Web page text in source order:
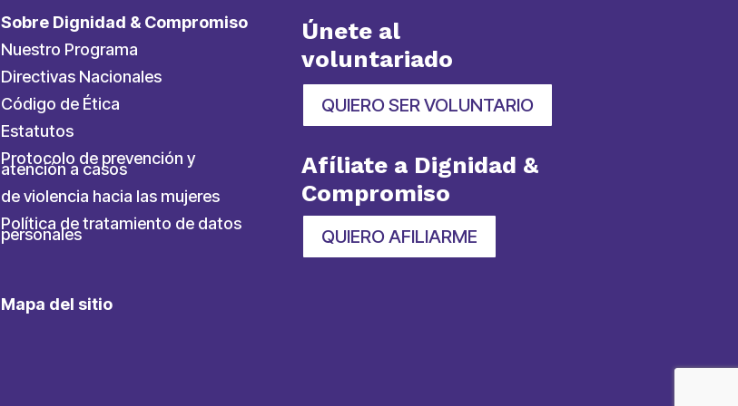
Sobre Dignidad & Compromiso
Nuestro Programa
Directivas Nacionales
Código de Ética
Estatutos
Protocolo de prevención y
atención a casos
de violencia hacia las mujeres
Política de tratamiento de datos
personales
Mapa del sitio
Únete al
voluntariado
QUIERO SER VOLUNTARIO
Afíliate a Dignidad &
Compromiso
QUIERO AFILIARME